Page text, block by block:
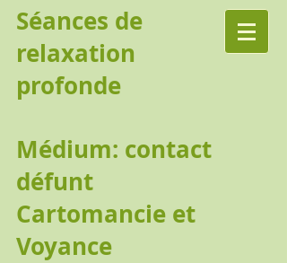
Séances de
relaxation
profonde
Médium: contact
défunt
Cartomancie et
Voyance